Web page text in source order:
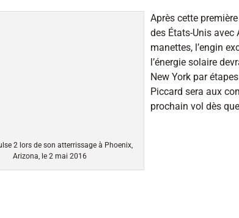
2 lors de son atterrissage à Phoenix,
Arizona, le 2 mai 2016
Après cette
des États-Unis avec
manettes, l’engin
l’énergie solaire
New York par
Piccard sera aux
prochain vol dès